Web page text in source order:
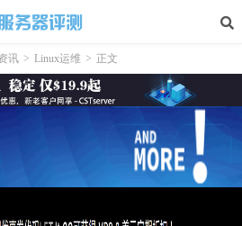
讯 > Linux运维 > 正文